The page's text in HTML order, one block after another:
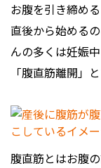
お腹を引き締め
直後から始める
んの多くは妊娠
「腹直筋離開」
腹直筋とはお腹